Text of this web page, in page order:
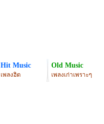
Hit Music
เพลงฮิต
Old Music
เพลงเก่าเพราะๆ